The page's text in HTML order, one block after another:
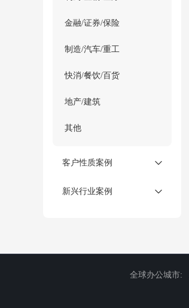
金融/证券/保险
制造/汽车/重工
快消/餐饮/百货
地产/建筑
其他
客户性质案例
新兴行业案例
全球办公城市: